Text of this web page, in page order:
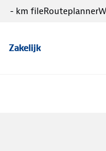
Zakelijk
- km fileRouteplanner